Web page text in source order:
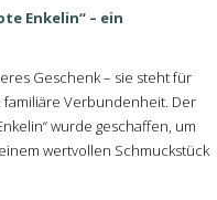
Enkelin“ – ein
Geschenk – sie steht für
Verbundenheit. Der
wurde geschaffen, um
wertvollen Schmuckstück